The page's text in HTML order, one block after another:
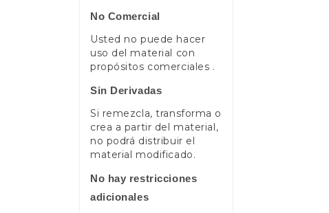
No Comercial
Usted no puede hacer
uso del material con
propósitos comerciales .
Sin Derivadas
Si remezcla, transforma o
crea a partir del material,
no podrá distribuir el
material modificado.
No hay restricciones
adicionales